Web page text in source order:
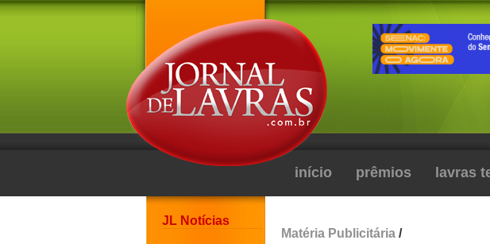
início prêmios lavras
JL Notícias
Matéria Publicitária /